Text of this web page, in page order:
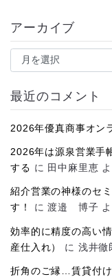
アーカイブ
ア
イ
ブ
最近のコメント
2026年優真商事オン
2026年は源泉営業手
する に 田中麻里恵
紹介営業の神様のセ
す！
に渡邉 博子
効率的に精度の高い
産仕入れ）
に 浅井徹
折角のご縁…賃貸付